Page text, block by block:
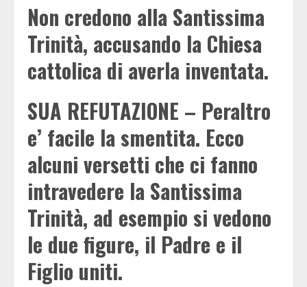
Non credono alla Santissima
Trinità, accusando la Chiesa
cattolica di averla inventata.
SUA REFUTAZIONE – Peraltro
e’ facile la smentita. Ecco
alcuni versetti che ci fanno
intravedere la Santissima
Trinità, ad esempio si vedono
le due figure, il Padre e il
Figlio uniti.